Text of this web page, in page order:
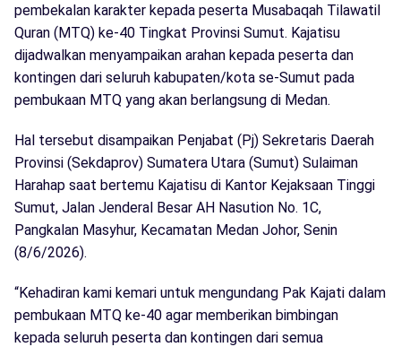
pembekalan karakter kepada peserta Musabaqah Tilawatil
Quran (MTQ) ke-40 Tingkat Provinsi Sumut. Kajatisu
dijadwalkan menyampaikan arahan kepada peserta dan
kontingen dari seluruh kabupaten/kota se-Sumut pada
pembukaan MTQ yang akan berlangsung di Medan.
Hal tersebut disampaikan Penjabat (Pj) Sekretaris Daerah
Provinsi (Sekdaprov) Sumatera Utara (Sumut) Sulaiman
Harahap saat bertemu Kajatisu di Kantor Kejaksaan Tinggi
Sumut, Jalan Jenderal Besar AH Nasution No. 1C,
Pangkalan Masyhur, Kecamatan Medan Johor, Senin
(8/6/2026).
“Kehadiran kami kemari untuk mengundang Pak Kajati dalam
pembukaan MTQ ke-40 agar memberikan bimbingan
kepada seluruh peserta dan kontingen dari semua